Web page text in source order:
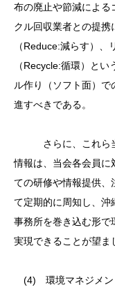
布の廃止や節減による
クル回収業者との提携
（Reduce:減らす）
（Recycle:循環）と
ル作り（ソフト面）
進すべきである。
さらに、これら当
情報は、当会各会員に
ての研修や情報提供、
て定期的に周知し、沖
事務所を巻き込む形で
実現できることが望ま
(4) 環境マネジメン